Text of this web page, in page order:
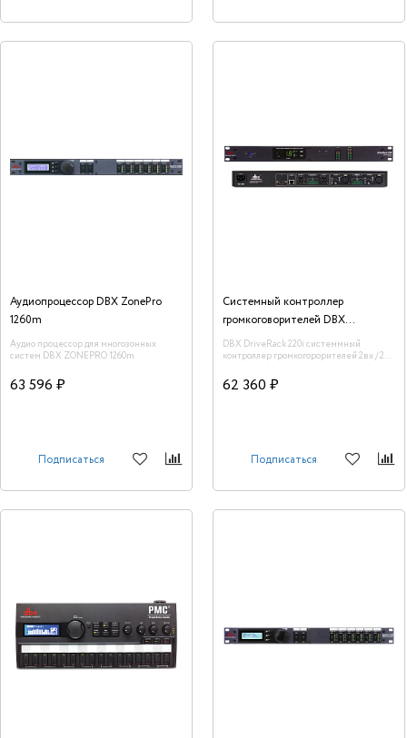
Аудиопроцессор DBX ZonePro
1260m
Аудио процессор для многозонных
систем DBX ZONEPRO 1260m
63 596 ₽
Подписаться
Системный контроллер
громкоговорителей DBX
DriveRack 220i
DBX DriveRack 220i системмный
контроллер громкогорорителей 2вх / 2
62 360 ₽
Подписаться